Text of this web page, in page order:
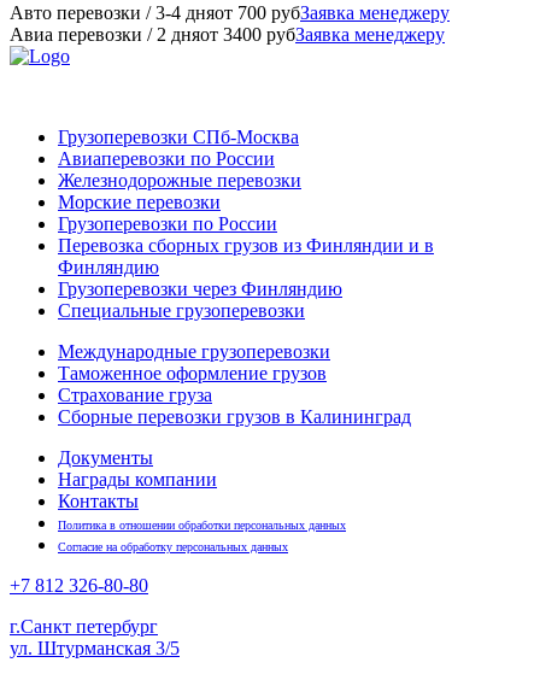
Авто перевозки / 3-4 дняот 700 рубЗаявка менеджеру
Авиа перевозки / 2 дняот 3400 рубЗаявка менеджеру
Грузоперевозки СПб-Москва
Авиаперевозки по России
Железнодорожные перевозки
Морские перевозки
Грузоперевозки по России
Перевозка сборных грузов из Финляндии и в
Финляндию
Грузоперевозки через Финляндию
Специальные грузоперевозки
Международные грузоперевозки
Таможенное оформление грузов
Страхование груза
Сборные перевозки грузов в Калининград
Документы
Награды компании
Контакты
Политика в отношении обработки персональных данных
Согласие на обработку персональных данных
+7 812 326-80-80
г.Санкт петербург
ул. Штурманская 3/5